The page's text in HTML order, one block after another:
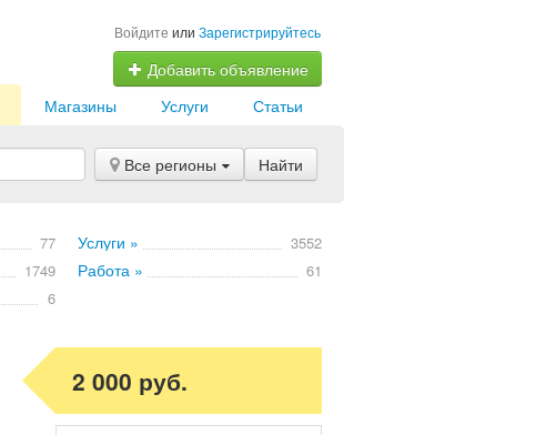
Войдите или Зарегистрируйтесь
Добавить объявление
Статьи
Услуги
Магазины
Все регионы Найти
77 Услуги » 3552
1749 Работа » 61
6
2 000 руб.